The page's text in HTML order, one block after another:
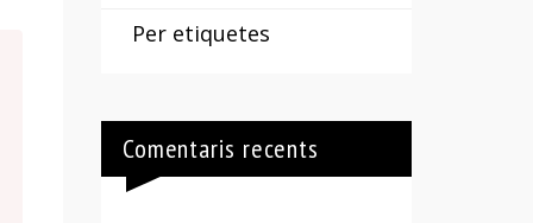
Per etiquetes
Comentaris recents